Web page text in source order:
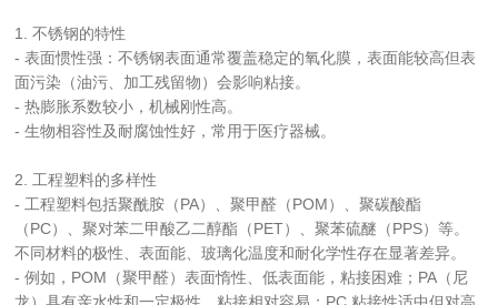
1. 不锈钢的特性
- 表面惯性强：不锈钢表面通常覆盖稳定的氧化膜，表面能较高但表
面污染（油污、加工残留物）会影响粘接。
- 热膨胀系数较小，机械刚性高。
- 生物相容性及耐腐蚀性好，常用于医疗器械。
2. 工程塑料的多样性
- 工程塑料包括聚酰胺（PA）、聚甲醛（POM）、聚碳酸酯
（PC）、聚对苯二甲酸乙二醇酯（PET）、聚苯硫醚（PPS）等。
不同材料的极性、表面能、玻璃化温度和耐化学性存在显著差异。
- 例如，POM（聚甲醛）表面惰性、低表面能，粘接困难；PA（尼